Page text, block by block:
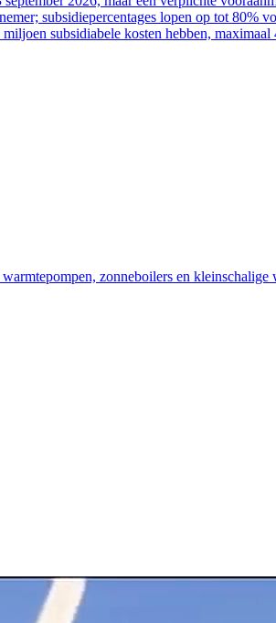
subsidiepercentages lopen op tot 80%
subsidiabele kosten hebben, maximaal
zonneboilers en kleinschalige